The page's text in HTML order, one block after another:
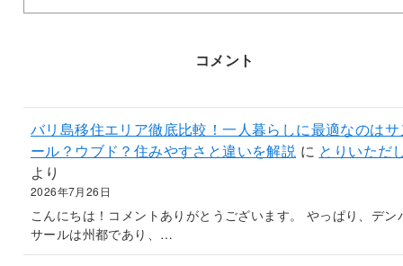
コメント
バリ島移住エリア徹底比較！一人暮らしに最適なのはサ
ール？ウブド？住みやすさと違いを解説 に とりいただ
より
2026年7月26日
こんにちは！コメントありがとうございます。 やっぱり、デン
サールは州都であり、…